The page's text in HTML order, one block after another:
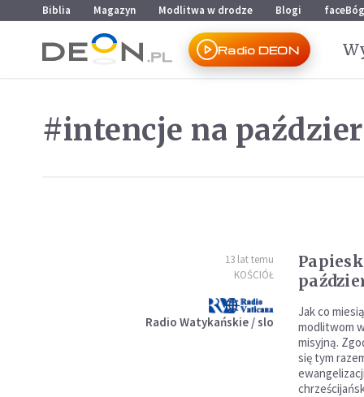
Przejdź do menu głównego
Przejdź do treści
Biblia Magazyn Modlitwa w drodze Blogi faceBóg
Radio DEON
#intencje na
13 lat temu
KOŚCIÓŁ
Radio Watykańskie / slo
Jak co
modlitwom
misyjną.
się tym